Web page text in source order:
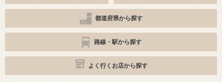
都道府県から探す
路線・駅から探す
よく行くお店から探す